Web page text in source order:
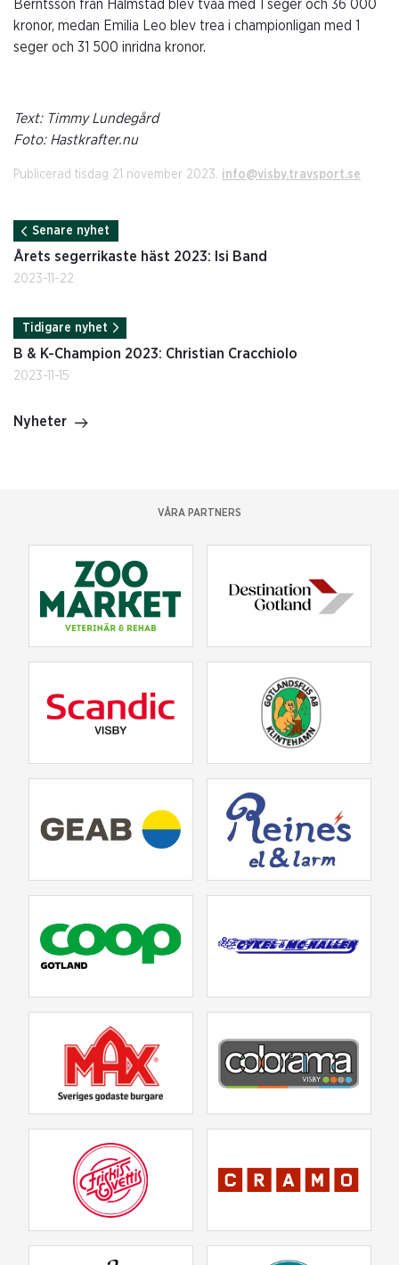
Berntsson från Halmstad blev tvåa med 1 seger och 36 000
kronor, medan Emilia Leo blev trea i championligan med 1
seger och 31 500 inridna kronor.
Text: Timmy Lundegård
Foto: Hastkrafter.nu
Publicerad tisdag 21 november 2023. info@visby.travsport.se
Senare nyhet
Årets segerrikaste häst 2023: Isi Band
2023-11-22
Tidigare nyhet
B & K-Champion 2023: Christian Cracchiolo
2023-11-15
Nyheter
VÅRA PARTNERS